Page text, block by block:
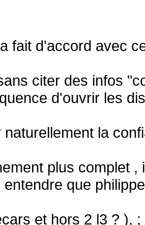
fait d'accord avec
citer des infos
d'ouvrir les
naturellement la
plus complet
entendre que
et hors 2 l3 ? ),